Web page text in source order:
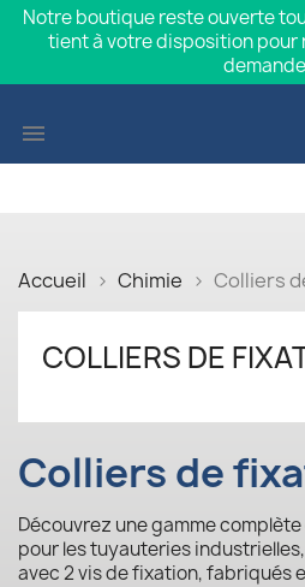
Notre boutique reste ouverte
tient à votre disposition pour

Accueil Chimie Colliers
COLLIERS DE
Colliers de
Découvrez une gamme
pour les tuyauteries
avec 2 vis de fixation, fabriqués